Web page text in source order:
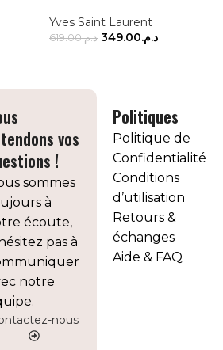
Yves Saint Laurent
د.م.619.00 د.م.349.00
vos
!
sommes
à
écoute,
pas à
notre
nous
Politiques
Politique de
Confidentialité
Conditions
d’utilisation
Retours &
échanges
Aide & FAQ